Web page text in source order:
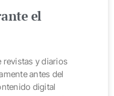
el
revistas y diarios
antes del
digital